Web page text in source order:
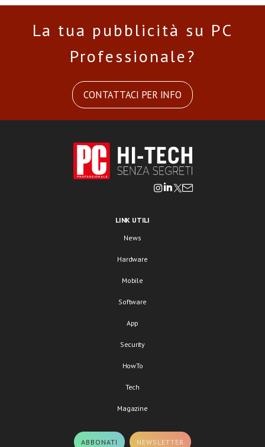
La tua pubblicità su PC
Professionale?
CONTATTACI PER INFO
LINK UTILI
News
Hardware
Mobile
Software
App
Security
HowTo
Tech
Magazine
ABBONATI NEWSLETTER